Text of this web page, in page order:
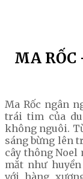
MA RỐC
Ma Rốc ngân
trái tim của
không nguôi.
sáng bừng lên
cây thông Noel
mắt như